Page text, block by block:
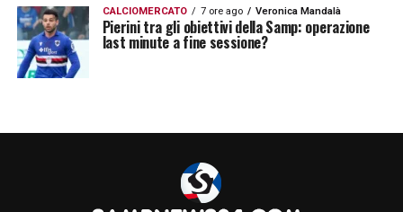
Cittadella 4.099
Sudtirol 3.612
Feralpisalò 1.623
impianto
LA PLAYLIST DELLE NOSTRE TOP NEWS
CALCIOMERCATO 7 ore ago Veronica Mandalà
Pierini tra gli obiettivi della Samp: operazione
last minute a fine sessione?